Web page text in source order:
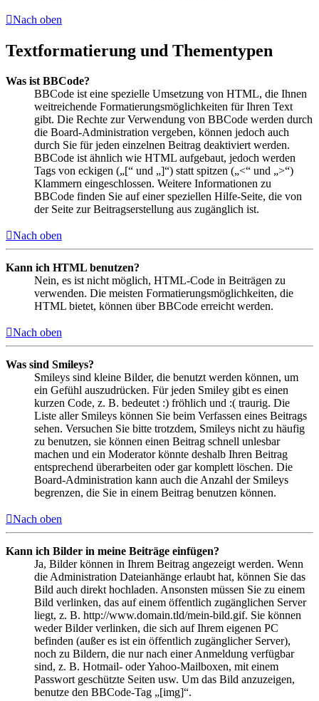
Nach oben
Textformatierung und Thementypen
Was ist BBCode?
BBCode ist eine spezielle Umsetzung von HTML, die Ihnen
weitreichende Formatierungsmöglichkeiten für Ihren Text
gibt. Die Rechte zur Verwendung von BBCode werden durch
die Board-Administration vergeben, können jedoch auch
durch Sie für jeden einzelnen Beitrag deaktiviert werden.
BBCode ist ähnlich wie HTML aufgebaut, jedoch werden
Tags von eckigen („[“ und „]“) statt spitzen („<“ und „>“)
Klammern eingeschlossen. Weitere Informationen zu
BBCode finden Sie auf einer speziellen Hilfe-Seite, die von
der Seite zur Beitragserstellung aus zugänglich ist.
Nach oben
Kann ich HTML benutzen?
Nein, es ist nicht möglich, HTML-Code in Beiträgen zu
verwenden. Die meisten Formatierungsmöglichkeiten, die
HTML bietet, können über BBCode erreicht werden.
Nach oben
Was sind Smileys?
Smileys sind kleine Bilder, die benutzt werden können, um
ein Gefühl auszudrücken. Für jeden Smiley gibt es einen
kurzen Code, z. B. bedeutet :) fröhlich und :( traurig. Die
Liste aller Smileys können Sie beim Verfassen eines Beitrags
sehen. Versuchen Sie bitte trotzdem, Smileys nicht zu häufig
zu benutzen, sie können einen Beitrag schnell unlesbar
machen und ein Moderator könnte deshalb Ihren Beitrag
entsprechend überarbeiten oder gar komplett löschen. Die
Board-Administration kann auch die Anzahl der Smileys
begrenzen, die Sie in einem Beitrag benutzen können.
Nach oben
Kann ich Bilder in meine Beiträge einfügen?
Ja, Bilder können in Ihrem Beitrag angezeigt werden. Wenn
die Administration Dateianhänge erlaubt hat, können Sie das
Bild auch direkt hochladen. Ansonsten müssen Sie zu einem
Bild verlinken, das auf einem öffentlich zugänglichen Server
liegt, z. B. http://www.domain.tld/mein-bild.gif. Sie können
weder Bilder verlinken, die sich auf Ihrem eigenen PC
befinden (außer es ist ein öffentlich zugänglicher Server),
noch zu Bildern, die nur nach einer Anmeldung verfügbar
sind, z. B. Hotmail- oder Yahoo-Mailboxen, mit einem
Passwort geschützte Seiten usw. Um das Bild anzuzeigen,
benutze den BBCode-Tag „[img]“.